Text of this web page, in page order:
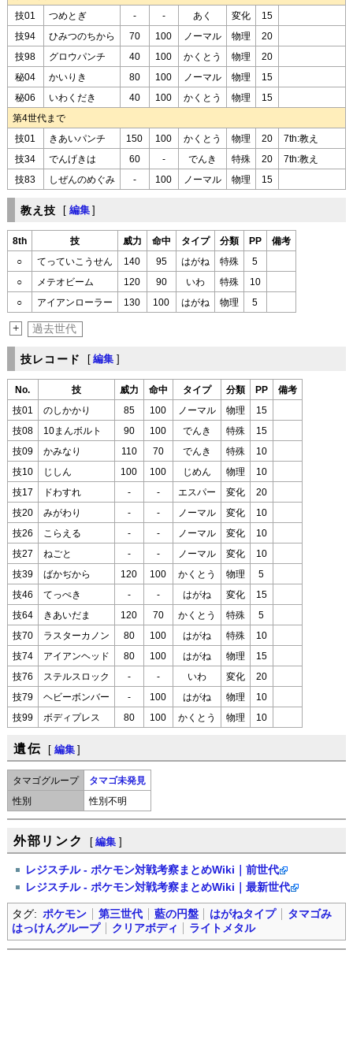
技01 つめとぎ - - あく 変化 15
技94 ひみつのちから 70 100 ノーマル 物理 20
技98 グロウパンチ 40 100 かくとう 物理 20
秘04 かいりき 80 100 ノーマル 物理 15
秘06 いわくだき 40 100 かくとう 物理 15
第4世代まで
技01 きあいパンチ 150 100 かくとう 物理 20 7th:教え
技34 でんげきは 60 - でんき 特殊 20 7th:教え
技83 しぜんのめぐみ - 100 ノーマル 物理 15
教え技 [ 編集 ]
8th 技 威力 命中 タイプ 分類 PP 備考
○ てっていこうせん 140 95 はがね 特殊 5
○ メテオビーム 120 90 いわ 特殊 10
○ アイアンローラー 130 100 はがね 物理 5
+ 過去世代
技レコード [ 編集 ]
No. 技 威力 命中 タイプ 分類 PP 備考
技01 のしかかり 85 100 ノーマル 物理 15
技08 10まんボルト 90 100 でんき 特殊 15
技09 かみなり 110 70 でんき 特殊 10
技10 じしん 100 100 じめん 物理 10
技17 ドわすれ - - エスパー 変化 20
技20 みがわり - - ノーマル 変化 10
技26 こらえる - - ノーマル 変化 10
技27 ねごと - - ノーマル 変化 10
技39 ばかぢから 120 100 かくとう 物理 5
技46 てっぺき - - はがね 変化 15
技64 きあいだま 120 70 かくとう 特殊 5
技70 ラスターカノン 80 100 はがね 特殊 10
技74 アイアンヘッド 80 100 はがね 物理 15
技76 ステルスロック - - いわ 変化 20
技79 ヘビーボンバー - 100 はがね 物理 10
技99 ボディプレス 80 100 かくとう 物理 10
遺伝 [ 編集 ]
タマゴグループ タマゴ未発見
性別 性別不明
外部リンク [ 編集 ]
レジスチル - ポケモン対戦考察まとめWiki｜前世代
レジスチル - ポケモン対戦考察まとめWiki｜最新世代
タグ: ポケモン 第三世代 藍の円盤 はがねタイプ
タマゴみ
はっけんグループ
クリアボディ ライトメタル